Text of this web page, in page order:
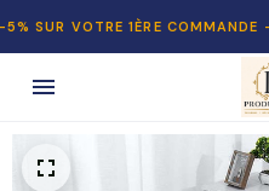
VOTRE 1ÈRE COMMANDE — CODE